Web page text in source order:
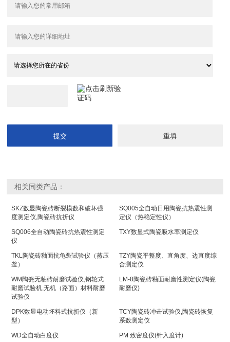
相关同类产品：
SKZ数显陶瓷砖断裂模数和破坏强
度测定仪,陶瓷砖抗折仪
SQ005全自动日用陶瓷抗热震性测
定仪（热稳定性仪）
SQ006全自动陶瓷砖抗热震性测定
仪
TXY数显式陶瓷吸水率测定仪
TKL陶瓷砖釉面抗龟裂试验仪（蒸压
釜）
TZY陶瓷平整度、直角度、边直度综
合测定仪
WM陶瓷无釉砖耐磨试验仪,钢轮式
耐磨试验机,无机（路面）材料耐磨
试验仪
LM-8陶瓷砖釉面耐磨性测定仪(陶瓷
耐磨仪)
DPK数显电动坯料式抗折仪（新
型）
TCY陶瓷砖冲击试验仪,陶瓷砖恢复
系数测定仪
WD全自动白度仪 PM 致密度仪(针入度计)